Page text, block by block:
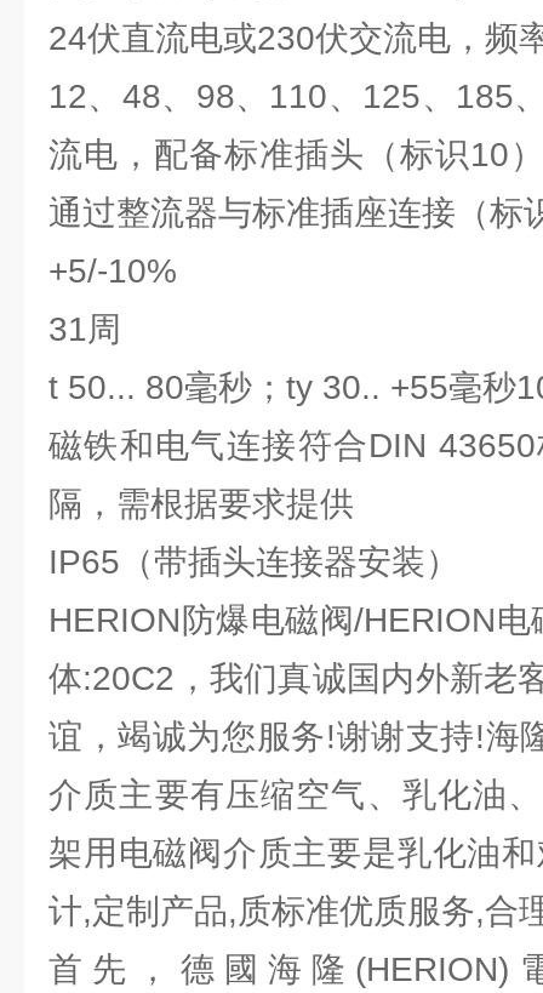
24伏直流电或230伏交流电，频
12、48、98、110、125、185
流电，配备标准插头（标识10
通过整流器与标准插座连接（标
+5/-10%
31周
t 50... 80毫秒；ty 30.. +55毫秒
磁铁和电气连接符合DIN
隔，需根据要求提供
IP65（带插头连接器安装）
HERION防爆电磁阀/HERION
体:20C2，我们真诚国内外新老
谊，竭诚为您服务!谢谢支持!海
介质主要有压缩空气、乳化油
架用电磁阀介质主要是乳化油
计,定制产品,质标准优质服务,合
首先，德國海隆(HERION)